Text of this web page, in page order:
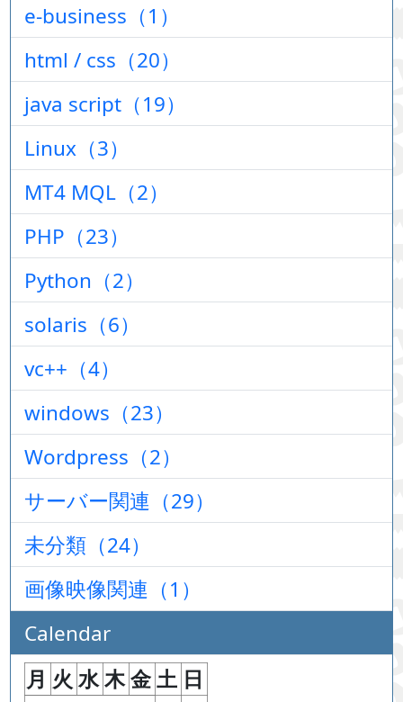
e-business（1）
html / css（20）
java script（19）
Linux（3）
MT4 MQL（2）
PHP（23）
Python（2）
solaris（6）
vc++（4）
windows（23）
Wordpress（2）
サーバー関連（29）
未分類（24）
画像映像関連（1）
Calendar
月 火 水木金 土 日